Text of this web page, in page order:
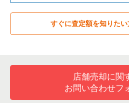
バーの居抜き売却物件の案件一覧
居酒屋・ダイニングバーの居抜き売
洋食の居抜き売却物件の案件一覧
横浜市西区の飲食店の居抜き売却物
川崎市宮前区の飲食店の居抜き売却物
川崎市幸区の飲食店の居抜き売却物件
神奈川県のテイクアウトの居抜き売
神奈川県のお弁当・惣菜・デリの居
神奈川県のバーの居抜き売却物件の案
神奈川県の居酒屋・ダイニングバー
すぐに査定額を知りた
店舗売却に関
お問い合わせフ